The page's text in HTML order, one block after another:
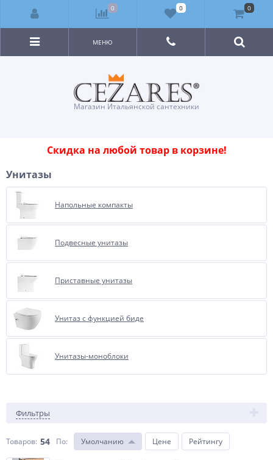
Магазин Итальянской сантехники
МЕНЮ
Скидка на любой товар в корзине!
Унитазы
Напольные компакты
Подвесные унитазы
Приставные унитазы
Унитаз с функцией биде
Унитазы-моноблоки
Фильтры
Товаров: 54 По: Умолчанию Цене Рейтингу
0 0 0